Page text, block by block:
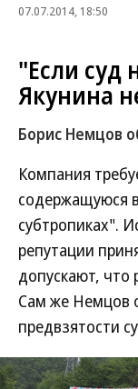
07.07.2014, 18:50
"Если суд
Якунина
Борис Немцов
Компания
содержащуюся
субтропиках".
репутации
допускают, что
Сам же Немцов
предвзятости